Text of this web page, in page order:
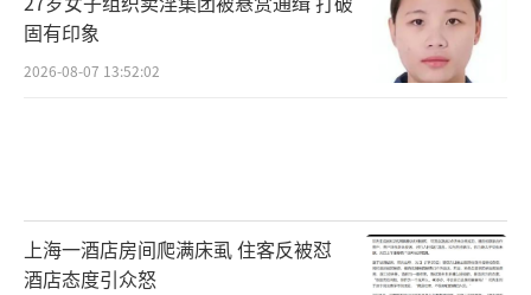
固有印象
2026-08-07 13:52:02
上海一酒店房间爬满床虱 住客反被怼
酒店态度引众怒